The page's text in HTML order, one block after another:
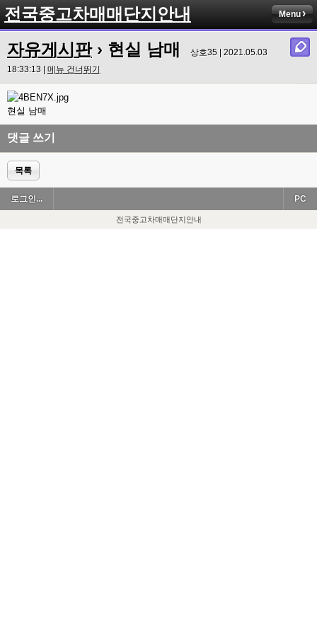
전국중고차매매단지안내 Menu
자유게시판› 현실 남매
상호35 | 2021.05.03
18:33:13 | 메뉴 건너뛰기
현실 남매
댓글 쓰기
목록
로그인... PC
전국중고차매매단지안내